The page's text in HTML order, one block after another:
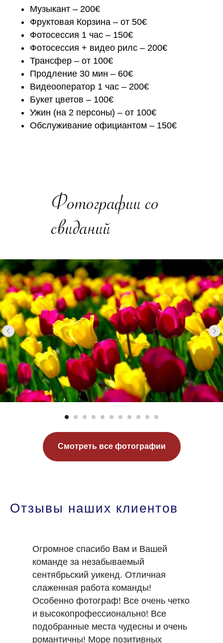
Музыкант – 200€
Фруктовая Корзина – от 50€
Фотосессия 1 час – 150€
Фотосессия + видео рилс – 200€
Трансфер – от 100€
Продление 30 мин – 60€
Видеооператор 1 час – 200€
Букет цветов – 100€
Ужин (на 2 персоны) – от 100€
Обслуживание официантом – 150€
Фотографии со
свиданий
Смотреть все фотографии
Отзывы наших клиентов
Огромное спасибо Вам и Вашей
команде за незабываемый
сентябрьский уикенд. Отличная
слаженная работа команды!
Особенно фотограф! Все очень четко
и высокопрофессионально! Все
подобранные места чудесны и очень
романтичны! Море позитивных